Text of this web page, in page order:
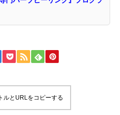
ルとURLをコピーする